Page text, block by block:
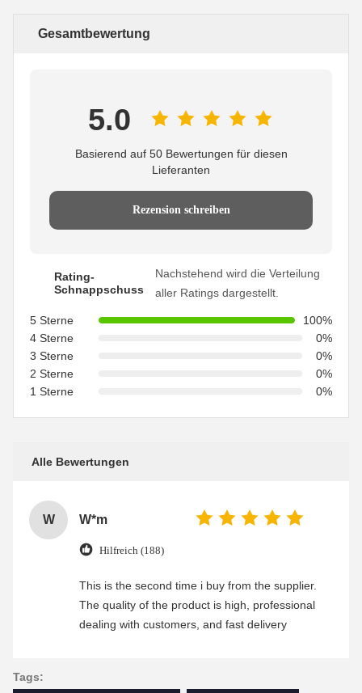
Gesamtbewertung
5.0
Basierend auf 50 Bewertungen für diesen
Lieferanten
Rezension schreiben
Rating-
Schnappschuss
Nachstehend wird die Verteilung
aller Ratings dargestellt.
5 Sterne
100%
4 Sterne
0%
3 Sterne
0%
2 Sterne
0%
1 Sterne
0%
Alle Bewertungen
W W*m
Hilfreich (188)
This is the second time i buy from the supplier.
The quality of the product is high, professional
dealing with customers, and fast delivery
Tags: